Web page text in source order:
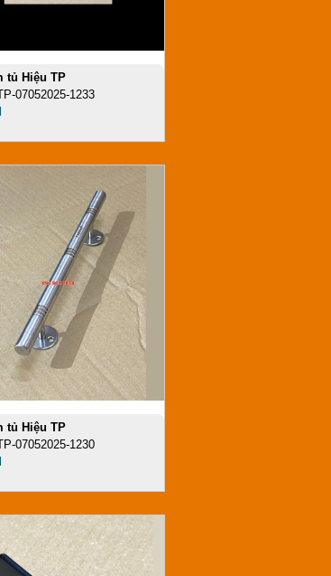
tủ Hiệu TP
07052025-1233
tủ Hiệu TP
07052025-1230